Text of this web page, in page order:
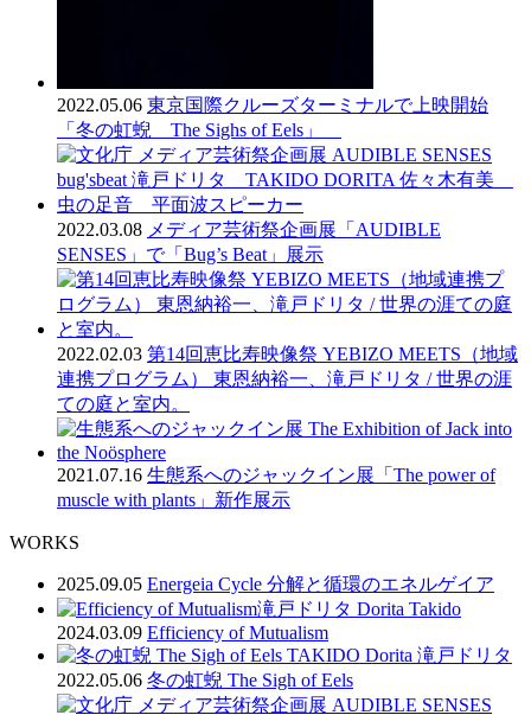
2022.05.06 東京国際クルーズターミナルで上映開始
「冬の虹蜺 The Sighs of Eels」
2022.03.08 メディア芸術祭企画展「AUDIBLE
SENSES」で「Bug’s Beat」展示
2022.02.03 第14回恵比寿映像祭 YEBIZO MEETS（地域
連携プログラム） 東恩納裕一、滝戸ドリタ / 世界の涯
ての庭と室内。
2021.07.16 生態系へのジャックイン展「The power of
muscle with plants」新作展示
WORKS
2025.09.05 Energeia Cycle 分解と循環のエネルゲイア
2024.03.09 Efficiency of Mutualism
2022.05.06 冬の虹蜺 The Sigh of Eels